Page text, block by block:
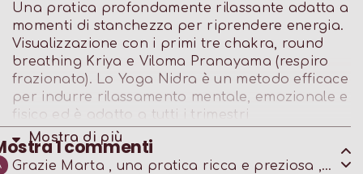
Una pratica profondamente rilassante adatta a
momenti di stanchezza per riprendere energia.
Visualizzazione con i primi tre chakra, round
breathing Kriya e Viloma Pranayama (respiro
frazionato). Lo Yoga Nidra è un metodo efficace
per indurre rilassamento mentale, emozionale e
fisico ed è adatto a tutti i trimestri
particolarmente adatto all’ultimo trimestre di
gravidanza.
Mostra di più
1commenti
Grazie Marta , una pratica ricca e preziosa ,